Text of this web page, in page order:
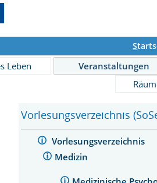
S
Leben
Veranstaltungen
Vorlesungsverzeichnis
Vorlesungsverzeichnis
Medizin